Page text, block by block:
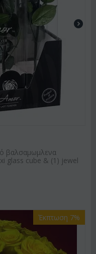
βαλσαμωμλενα
glass cube & (1) jewel
Έκπτωση 7%